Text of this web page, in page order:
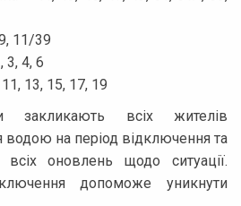
11/39
3, 4, 6
13, 15, 17, 19
закликають всіх жителів
водою на період відключення та
оновлень щодо ситуації.
допоможе уникнути